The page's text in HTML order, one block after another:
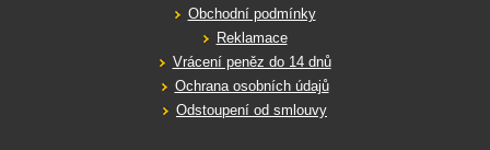
Obchodní podmínky
Reklamace
Vrácení peněz do 14 dnů
Ochrana osobních údajů
Odstoupení od smlouvy